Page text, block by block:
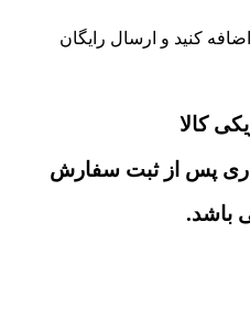
کنید و ارسال رایگان
کالا
پس از ثبت سفارش
باشد.